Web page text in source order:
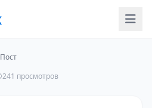
Пост
241 просмотров